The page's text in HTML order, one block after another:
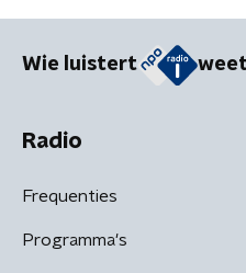
Wie luistert
Radio
Frequenties
Programma's